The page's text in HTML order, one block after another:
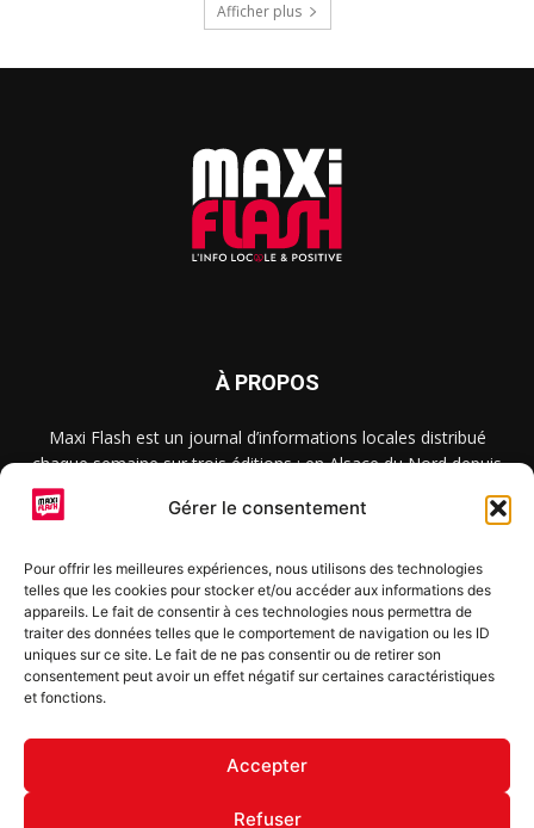
Gérer le consentement
Pour offrir les meilleures expériences, nous utilisons des technologies
telles que les cookies pour stocker et/ou accéder aux informations des
appareils. Le fait de consentir à ces technologies nous permettra de
traiter des données telles que le comportement de navigation ou les ID
uniques sur ce site. Le fait de ne pas consentir ou de retirer son
consentement peut avoir un effet négatif sur certaines caractéristiques
et fonctions.
Accepter
Refuser
Afficher plus
À PROPOS
Maxi Flash est un journal d’informations locales distribué
chaque semaine sur trois éditions : en Alsace du Nord depuis
2015, dans les secteurs d’Obernai-Molsheim-Erstein depuis
2022, et à Colmar, Vignoble et Plaine depuis 2023.
SUIVEZ-NOUS
S'inscrire à la newsletter